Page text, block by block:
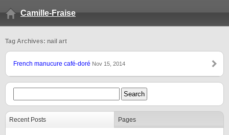
Camille-Fraise
Tag Archives: nail art
French manucure café-doré Nov 15, 2014
Recent Posts Pages